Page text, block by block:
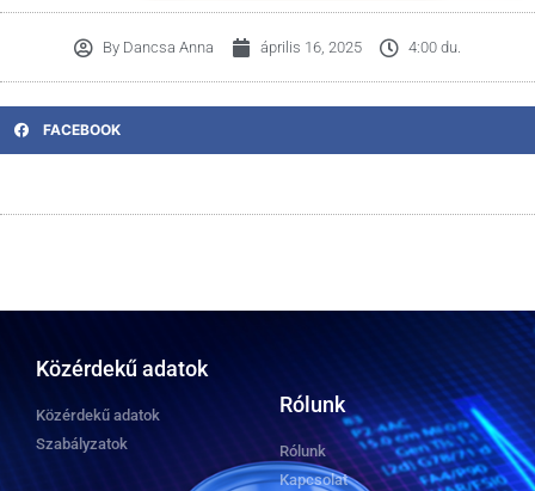
By Dancsa Anna április 16, 2025 4:00 du.
FACEBOOK
Közérdekű adatok
Közérdekű adatok
Szabályzatok
Rólunk
Rólunk
Kapcsolat